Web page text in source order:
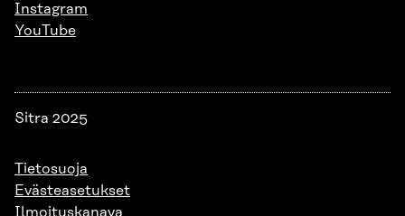
Instagram
YouTube
Sitra 2025
Tietosuoja
Evästeasetukset
Ilmoituskanava